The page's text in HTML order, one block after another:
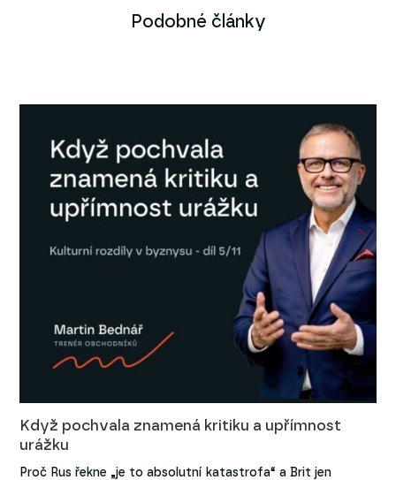
Podobné články
Když pochvala znamená kritiku a upřímnost
urážku
Proč Rus řekne „je to absolutní katastrofa“ a Brit jen